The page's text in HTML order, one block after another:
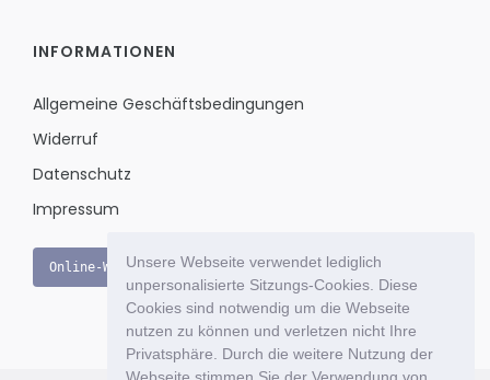
Unsere Webseite verwendet lediglich
unpersonalisierte Sitzungs-Cookies. Diese
Cookies sind notwendig um die Webseite
nutzen zu können und verletzen nicht Ihre
Privatsphäre. Durch die weitere Nutzung der
Webseite stimmen Sie der Verwendung von
INFORMATIONEN
Allgemeine Geschäftsbedingungen
Widerruf
Datenschutz
Impressum
Online-Widerruf